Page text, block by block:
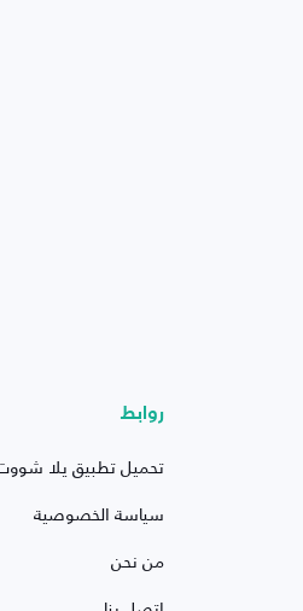
روابط
تحميل تطبيق يلا
سياسة الخصوصية
من نحن